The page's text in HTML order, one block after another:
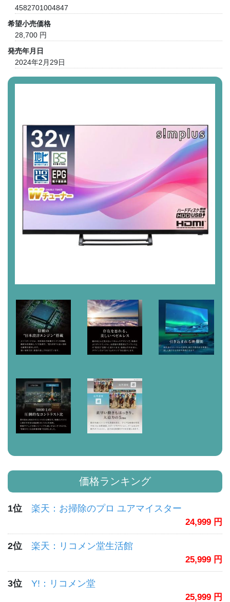
4582701004847
希望小売価格
28,700 円
発売年月日
2024年2月29日
価格ランキング
1位 楽天：お掃除のプロ ユアマイスター
24,999 円
2位 楽天：リコメン堂生活館
25,999 円
3位 Y!：リコメン堂
25,999 円